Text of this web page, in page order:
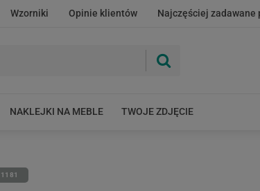
Wzorniki Opinie klientów Najczęściej zadawane
NAKLEJKI NA MEBLE TWOJE ZDJĘCIE